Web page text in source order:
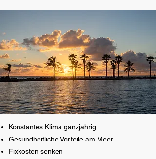
Konstantes Klima ganzjährig
Gesundheitliche Vorteile am Meer
Fixkosten senken